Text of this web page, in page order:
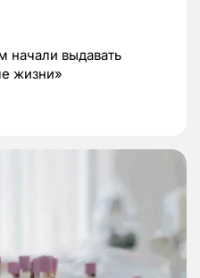
выдавать
жизни»